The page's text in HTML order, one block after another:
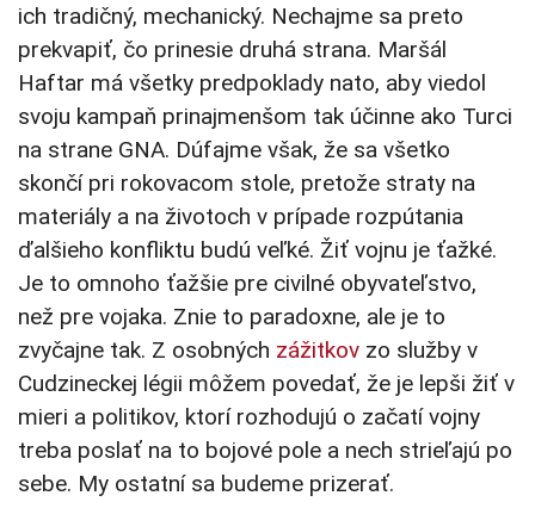
ich tradičný, mechanický. Nechajme sa preto
prekvapiť, čo prinesie druhá strana. Maršál
Haftar má všetky predpoklady nato, aby viedol
svoju kampaň prinajmenšom tak účinne ako Turci
na strane GNA. Dúfajme však, že sa všetko
skončí pri rokovacom stole, pretože straty na
materiály a na životoch v prípade rozpútania
ďalšieho konfliktu budú veľké. Žiť vojnu je ťažké.
Je to omnoho ťažšie pre civilné obyvateľstvo,
než pre vojaka. Znie to paradoxne, ale je to
zvyčajne tak. Z osobných zážitkov zo služby v
Cudzineckej légii môžem povedať, že je lepši žiť v
mieri a politikov, ktorí rozhodujú o začatí vojny
treba poslať na to bojové pole a nech strieľajú po
sebe. My ostatní sa budeme prizerať.